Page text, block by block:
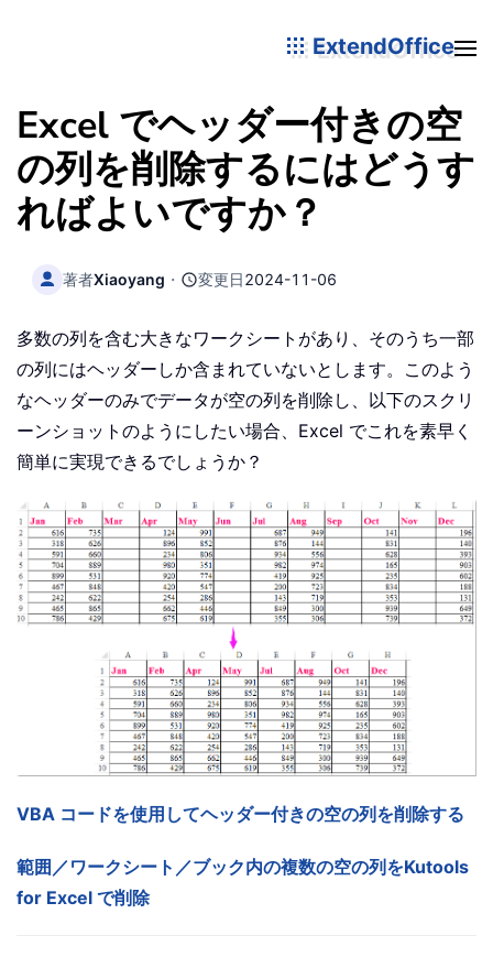
ExtendOffice
Excel でヘッダー付きの空
の列を削除するにはどうす
ればよいですか？
著者Xiaoyang ・ 変更日2024-11-06
多数の列を含む大きなワークシートがあり、そのうち一部
の列にはヘッダーしか含まれていないとします。このよう
なヘッダーのみでデータが空の列を削除し、以下のスクリ
ーンショットのようにしたい場合、Excel でこれを素早く
簡単に実現できるでしょうか？
VBA コードを使用してヘッダー付きの空の列を削除する
範囲／ワークシート／ブック内の複数の空の列をKutools
for Excel で削除